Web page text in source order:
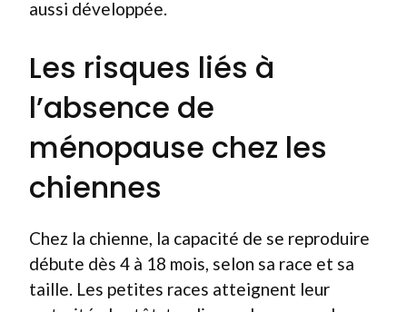
aussi développée.
Les risques liés à
l’absence de
ménopause chez les
chiennes
Chez la chienne, la capacité de se reproduire
débute dès 4 à 18 mois, selon sa race et sa
taille. Les petites races atteignent leur